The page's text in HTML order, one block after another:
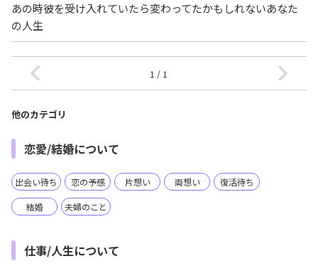
あの時彼を受け入れていたら変わってたかもしれないあなた
の人生
1 / 1
他のカテゴリ
恋愛/結婚について
出会い待ち 恋の予感 片想い 両想い 復活待ち
結婚 夫婦のこと
仕事/人生について